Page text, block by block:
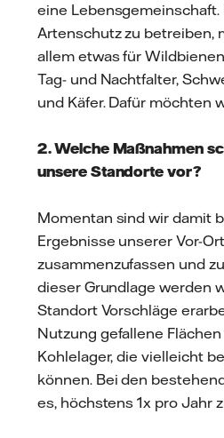
eine Lebensgemeinschaft.
Artenschutz zu betreiben,
allem etwas für
Tag- und Nachtfalter,
und Käfer. Dafür möchten
2. Welche Maßnahmen
unsere Standorte vor?
Momentan sind wir damit
Ergebnisse unserer Vor-
zusammenzufassen und
dieser Grundlage werden
Standort Vorschläge
Nutzung gefallene
Kohlelager, die vielleicht
können. Bei den
es, höchstens 1x pro Jahr